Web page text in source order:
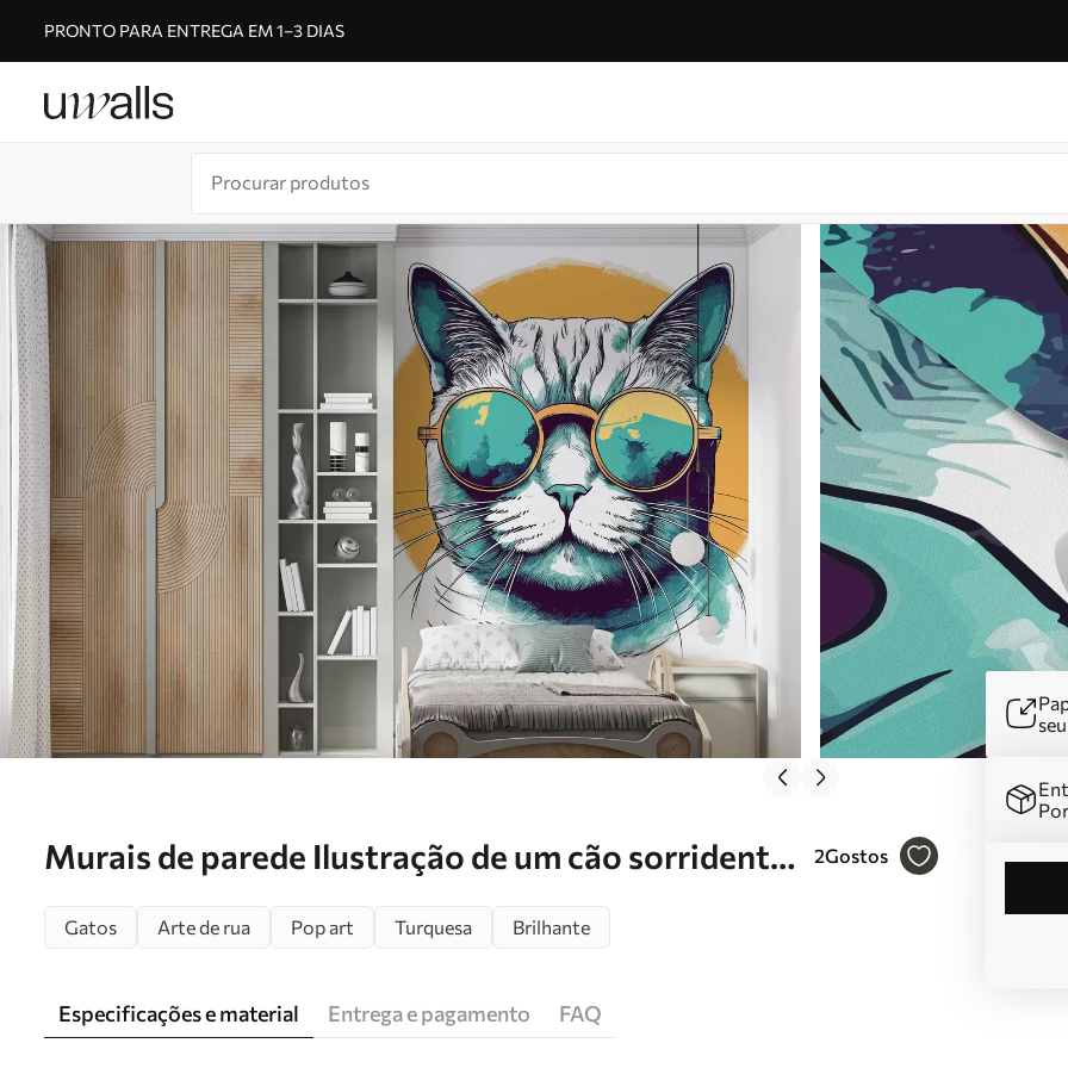
PRONTO PARA ENTREGA EM 1–3 DIAS
Murais de parede Ilustração de um cão sorridente
2Gostos
Gatos Arte de rua Pop art Turquesa Brilhante
Especificações e material Entrega e pagamento FAQ